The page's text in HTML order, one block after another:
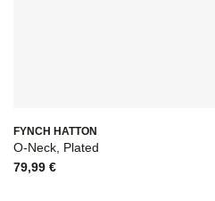
FYNCH HATTON
O-Neck, Plated
79,99 €